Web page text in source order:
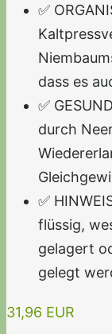
✅
dass es
✅
durch
✅
flüssig,
gelagert
gelegt
31,96 EUR